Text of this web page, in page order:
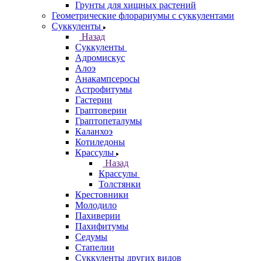
Грунты для хищных растений
Геометрические флорариумы с суккулентами
Суккуленты
Назад
Суккуленты
Адромискус
Алоэ
Анакампсеросы
Астрофитумы
Гастерии
Граптоверии
Граптопеталумы
Каланхоэ
Котиледоны
Крассулы
Назад
Крассулы
Толстянки
Крестовники
Молодило
Пахиверии
Пахифитумы
Седумы
Стапелии
Суккуленты других видов